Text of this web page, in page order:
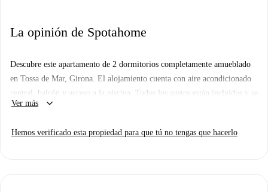
La opinión de Spotahome
Descubre este apartamento de 2 dormitorios completamente amueblado
en Tossa de Mar, Girona. El alojamiento cuenta con aire acondicionado
central, balcón y acceso a la piscina. Todos los gastos están incluidos y se
admiten mascotas. Spotahome ha verificado esta propiedad para tu
Ver más keyboard_arrow_down
Hemos verificado esta propiedad para que tú no tengas que hacerlo